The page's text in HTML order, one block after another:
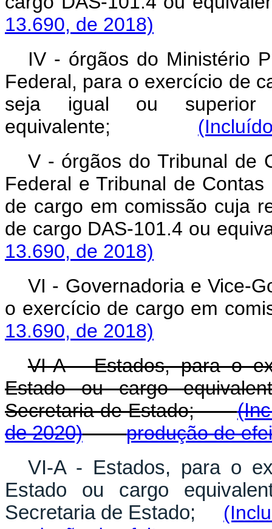
13.690, de 2018)
IV - órgãos do Ministério
Federal, para o exercício de
seja igual ou
equivalente;
V - órgãos do Tribunal de
Federal e Tribunal de
de cargo em comissão cuja
de cargo DAS-101.4
13.690, de 2018)
VI - Governadoria e Vice-
o exercício de cargo
13.690, de 2018)
VI-A - Estados, para o
Estado ou cargo
Secretaria de Estado;
de 2020)
produção de
VI-A - Estados, para o
Estado ou cargo
Secretaria de Estado;